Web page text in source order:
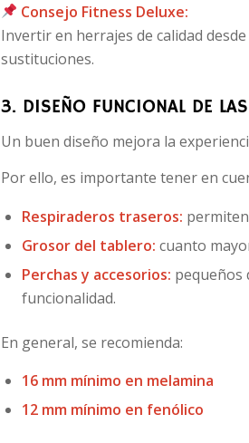
Consejo Fitness Deluxe:
Invertir en herrajes de calidad
sustituciones.
3. DISEÑO FUNCIONAL DE
Un buen diseño mejora la
Por ello, es importante tener en
Respiraderos traseros:
Grosor del tablero: cuanto
Perchas y accesorios: pequeños
funcionalidad.
En general, se recomienda:
16 mm mínimo en melamina
12 mm mínimo en fenólico